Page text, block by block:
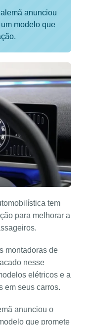
anunciou
modelo que
tem
para melhorar a
montadoras de
nesse
elétricos e a
em seus carros.
anunciou o
que promete